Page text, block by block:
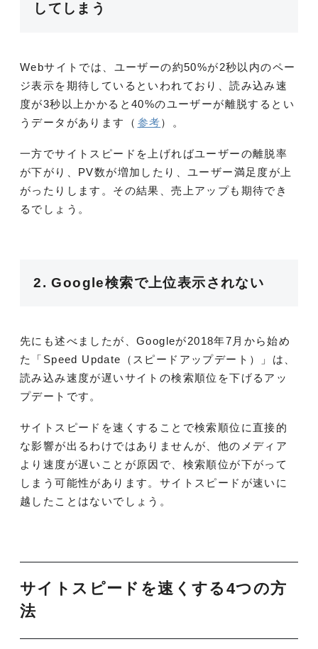
してしまう
Webサイトでは、ユーザーの約50%が2秒以内のペー
ジ表示を期待しているといわれており、読み込み速
度が3秒以上かかると40%のユーザーが離脱するとい
うデータがあります（ 参考）。
一方でサイトスピードを上げればユーザーの離脱率
が下がり、PV数が増加したり、ユーザー満足度が上
がったりします。その結果、売上アップも期待でき
るでしょう。
2. Google検索で上位表示されない
先にも述べましたが、Googleが2018年7月から始め
た「Speed Update（スピードアップデート）」は、
読み込み速度が遅いサイトの検索順位を下げるアッ
プデートです。
サイトスピードを速くすることで検索順位に直接的
な影響が出るわけではありませんが、他のメディア
より速度が遅いことが原因で、検索順位が下がって
しまう可能性があります。サイトスピードが速いに
越したことはないでしょう。
サイトスピードを速くする4つの方
法